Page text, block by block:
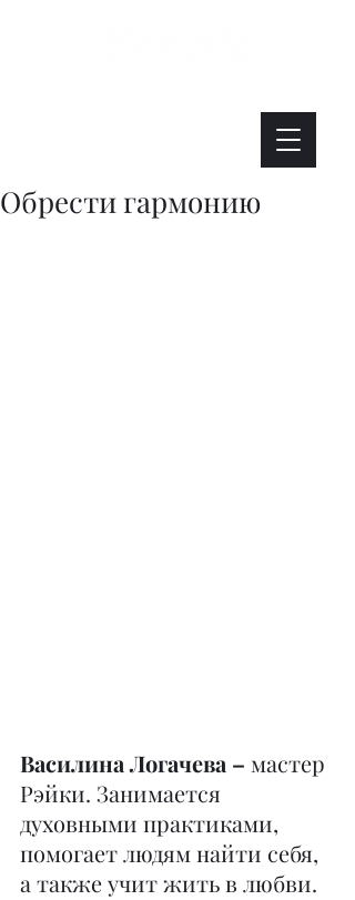
Обрести гармонию
Василина Логачева – мастер
Рэйки. Занимается
духовными практиками,
помогает людям найти себя,
а также учит жить в любви.